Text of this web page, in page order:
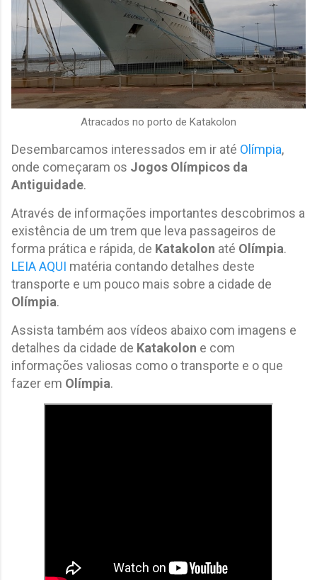
Atracados no porto de Katakolon
Desembarcamos interessados em ir até Olímpia,
onde começaram os Jogos Olímpicos da
Antiguidade.
Através de informações importantes descobrimos a
existência de um trem que leva passageiros de
forma prática e rápida, de Katakolon até Olímpia.
LEIA AQUI matéria contando detalhes deste
transporte e um pouco mais sobre a cidade de
Olímpia.
Assista também aos vídeos abaixo com imagens e
detalhes da cidade de Katakolon e com
informações valiosas como o transporte e o que
fazer em Olímpia.